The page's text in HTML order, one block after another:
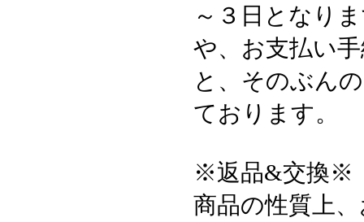
～３日となり
や、お支払い
と、そのぶん
ております。
※返品&交換※
商品の性質上